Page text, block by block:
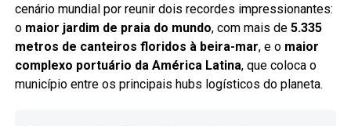
cenário mundial por reunir dois recordes impressionantes:
o maior jardim de praia do mundo, com mais de 5.335
metros de canteiros floridos à beira-mar, e o maior
complexo portuário da América Latina, que coloca o
município entre os principais hubs logísticos do planeta.